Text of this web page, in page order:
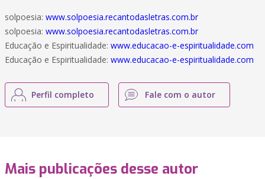
solpoesia: www.solpoesia.recantodasletras.com.br
solpoesia: www.solpoesia.recantodasletras.com.br
Educação e Espiritualidade: www.educacao-e-espiritualidade.com
Educação e Espiritualidade: www.educacao-e-espiritualidade.com
Perfil completo Fale com o autor
Mais publicações desse autor